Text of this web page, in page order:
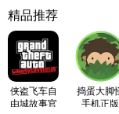
精品推荐
侠盗飞车自
由城故事官
捣蛋大脚
手机正版